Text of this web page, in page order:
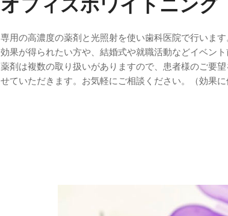
オフィスホワイトニング
専用の高濃度の薬剤と光照射を使い歯科医院で行いま
効果が得られたい方や、結婚式や就職活動などイベント
薬剤は複数の取り扱いがありますので、患者様のご要
せていただきます。お気軽にご相談ください。（効果に